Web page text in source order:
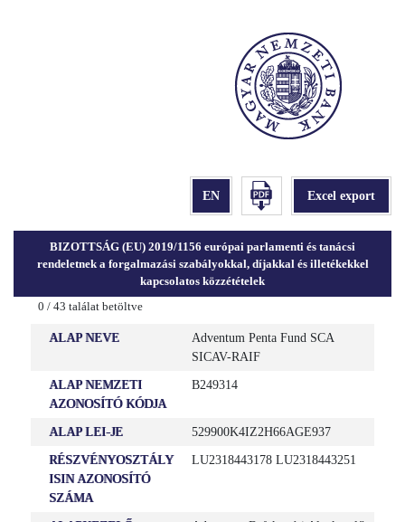
BIZOTTSÁG (EU) 2019/1156 európai parlamenti és tanácsi
rendeletnek a forgalmazási szabályokkal, díjakkal és illetékekkel
kapcsolatos közzétételek
0 / 43 találat betöltve
ALAP NEVE
Adventum Penta Fund SCA
SICAV-RAIF
ALAP NEMZETI
AZONOSÍTÓ KÓDJA
B249314
ALAP LEI-JE 529900K4IZ2H66AGE937
RÉSZVÉNYOSZTÁLY
ISIN AZONOSÍTÓ
SZÁMA
LU2318443178 LU2318443251